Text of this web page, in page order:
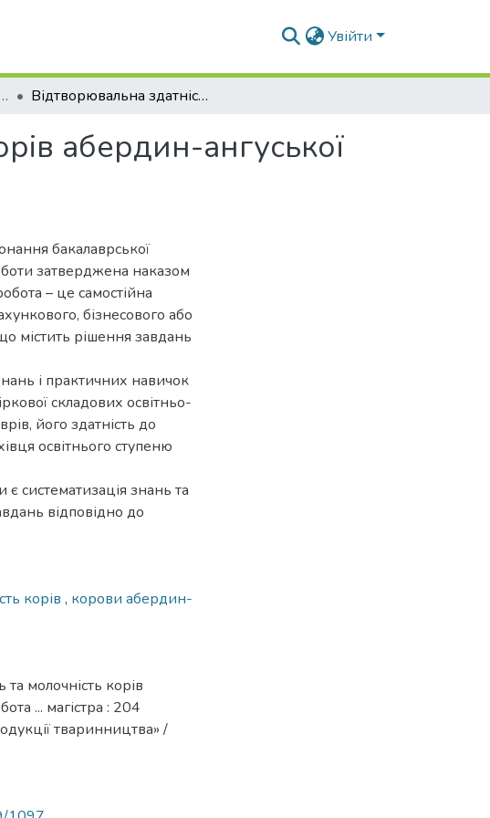
Увійти
продукції тваринництва" Відтворювальна здатність та молочність корів абердин-ангуської породи
абердин-ангуської
бакалаврської
затверджена наказом
– це самостійна
бізнесового або
містить рішення завдань
і практичних навичок
складових освітньо-
його здатність до
освітнього ступеню
систематизація знань та
відповідно до
корів , корови абердин-
молочність корів
... магістра : 204
тваринництва» /